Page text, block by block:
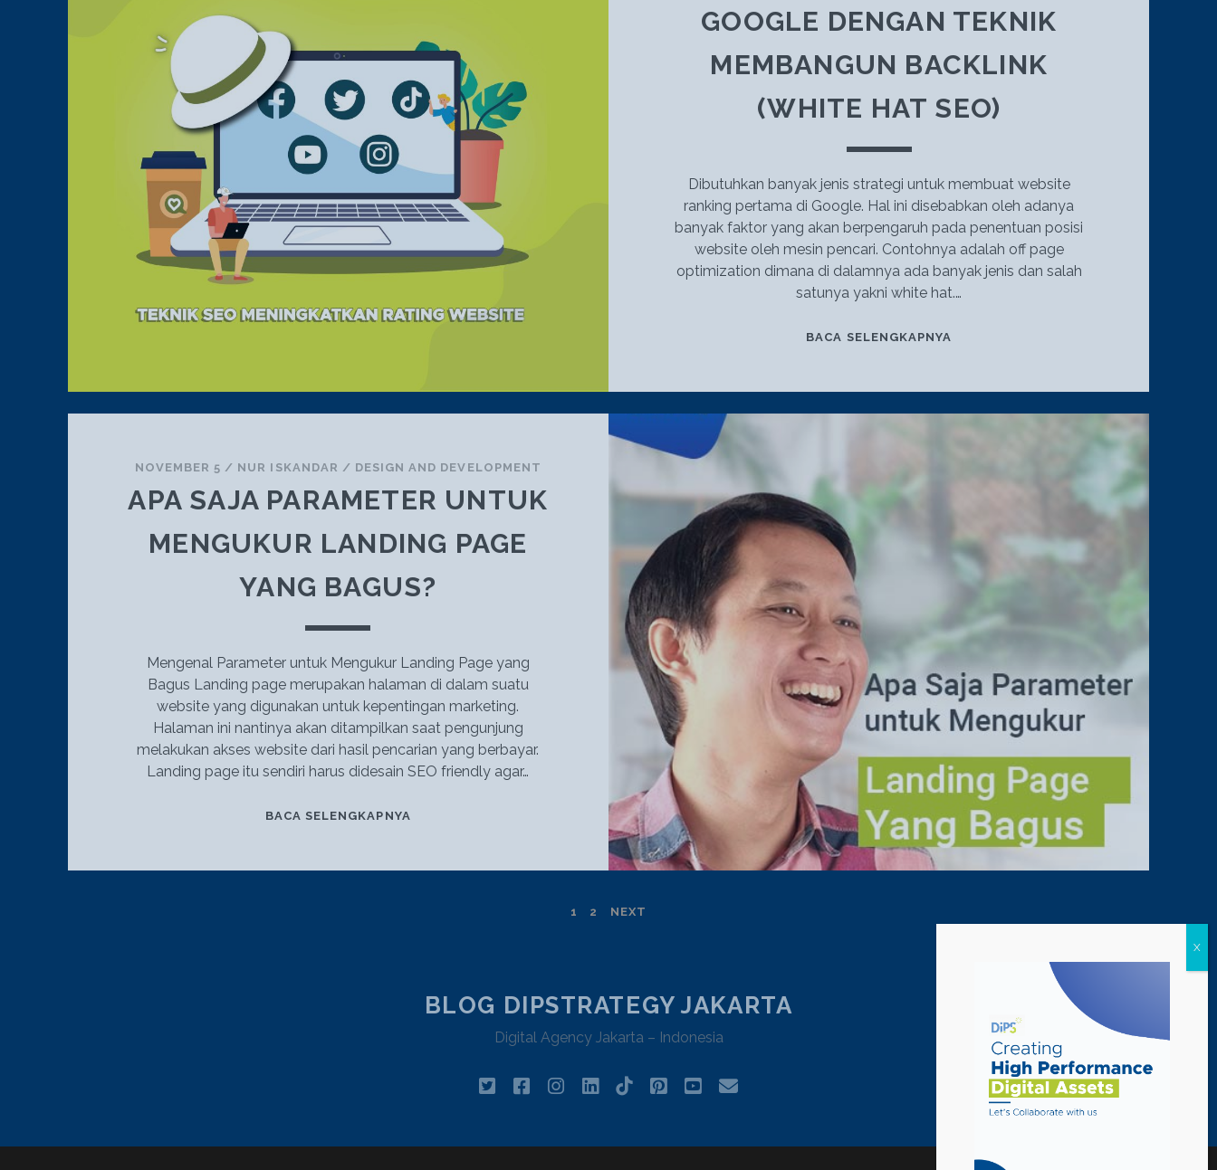
GOOGLE DENGAN TEKNIK
MEMBANGUN BACKLINK
(WHITE HAT SEO)
Dibutuhkan banyak jenis strategi untuk membuat website
ranking pertama di Google. Hal ini disebabkan oleh adanya
banyak faktor yang akan berpengaruh pada penentuan posisi
website oleh mesin pencari. Contohnya adalah off page
optimization dimana di dalamnya ada banyak jenis dan salah
satunya yakni white hat.…
BACA SELENGKAPNYA
TEKNIK
(WHITE
HAT
NOVEMBER 5 / NUR ISKANDAR / DESIGN AND DEVELOPMENT
APA SAJA PARAMETER UNTUK
MENGUKUR LANDING PAGE
YANG BAGUS?
Mengenal Parameter untuk Mengukur Landing Page yang
Bagus Landing page merupakan halaman di dalam suatu
website yang digunakan untuk kepentingan marketing.
Halaman ini nantinya akan ditampilkan saat pengunjung
melakukan akses website dari hasil pencarian yang berbayar.
Landing page itu sendiri harus didesain SEO friendly agar…
BACA SELENGKAPNYA
1 2 NEXT
BLOG DIPSTRATEGY JAKARTA
Digital Agency Jakarta – Indonesia
twitterfacebookinstagram
linkedin
tiktokpinterest
youtube
email